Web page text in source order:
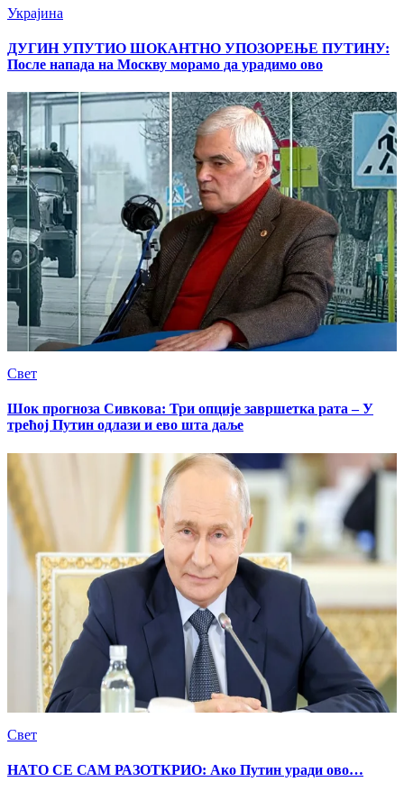
Украјина
ДУГИН УПУТИО ШОКАНТНО УПОЗОРЕЊЕ ПУТИНУ:
После напада на Москву морамо да урадимо ово
Свет
Шок прогноза Сивкова: Три опције завршетка рата – У
трећој Путин одлази и ево шта даље
Свет
НАТО СЕ САМ РАЗОТКРИО: Ако Путин уради ово…